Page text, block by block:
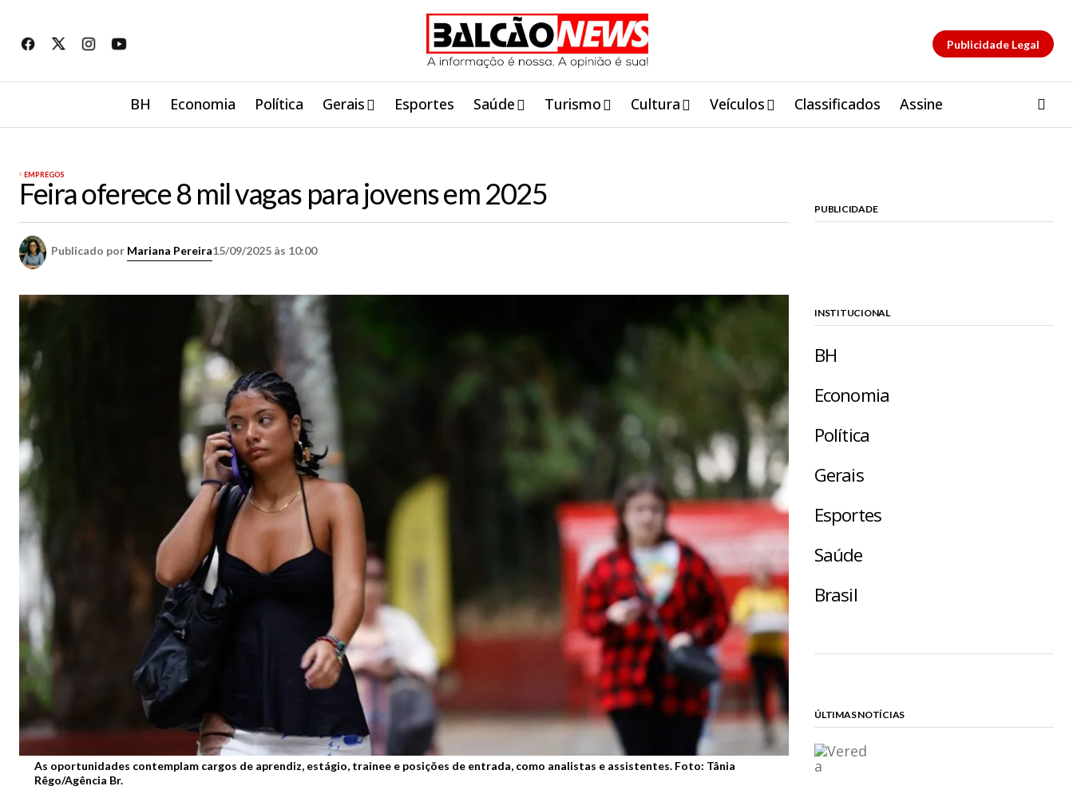
Publicidade Legal
BH Economia Política Gerais Esportes Saúde Turismo Cultura Veículos Classificados Assine
EMPREGOS
Feira oferece 8 mil vagas para jovens em 2025
Publicado por Mariana Pereira15/09/2025 às 10:00
As oportunidades contemplam cargos de aprendiz, estágio, trainee e posições de entrada, como analistas e assistentes. Foto: Tânia
Rêgo/Agência Br.
PUBLICIDADE
INSTITUCIONAL
BH
Economia
Política
Gerais
Esportes
Saúde
Brasil
ÚLTIMAS NOTÍCIAS